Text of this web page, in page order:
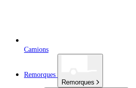
Camions
Remorques
Remorques